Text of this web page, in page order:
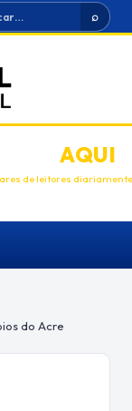
⌕
AQUI
de leitores diariamente
do Acre